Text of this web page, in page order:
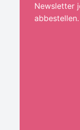
Newsletter
abbestellen.